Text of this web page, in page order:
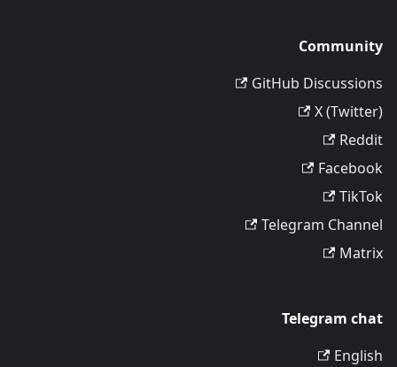
Community
GitHub Discussions
X (Twitter)
Reddit
Facebook
TikTok
Telegram Channel
Matrix
Telegram chat
English